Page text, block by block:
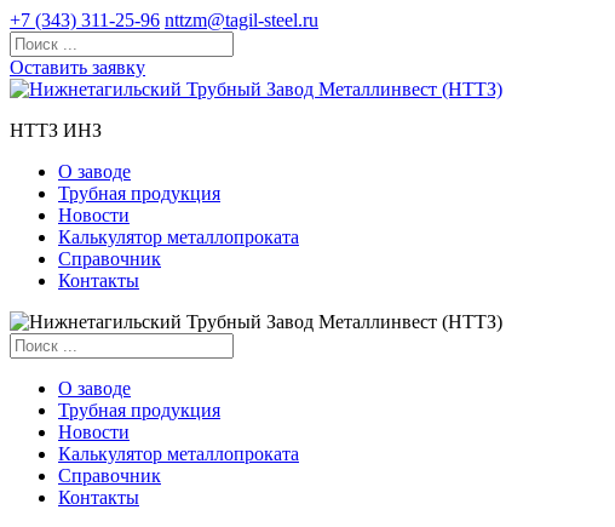
+7 (343) 311-25-96 nttzm@tagil-steel.ru
Оставить заявку
НТТЗ ИНЗ
О заводе
Трубная продукция
Новости
Калькулятор металлопроката
Справочник
Контакты
О заводе
Трубная продукция
Новости
Калькулятор металлопроката
Справочник
Контакты